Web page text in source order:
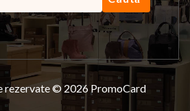
rezervate © 2026 PromoCard